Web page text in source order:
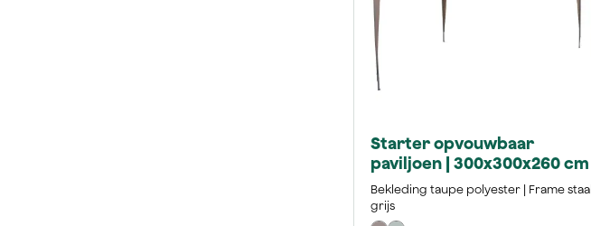
Starter opvouwbaar
paviljoen | 300x300x260 cm
Bekleding taupe polyester | Frame staal
grijs